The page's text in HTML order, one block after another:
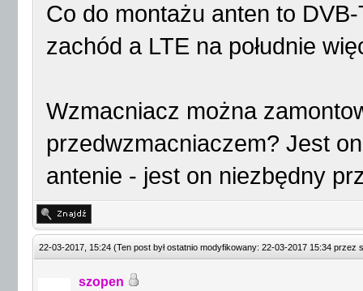
Co do montażu anten to
zachód a LTE na południe
Wzmacniacz można
przedwzmacniaczem? Jest
antenie - jest on niezbędny
22-03-2017, 15:24 (Ten post był ostatnio modyfikowany: 22-03-2017 15:34 przez
szopen